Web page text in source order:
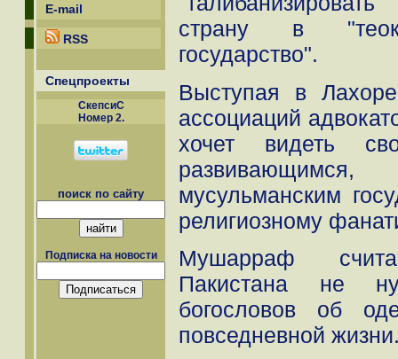
E-mail
RSS
Спецпроекты
СкепсиС
Номер 2.
поиск по сайту
Подписка на новости
страну в
государство".
Выступая в
ассоциаций
хочет видеть
мусульманским
религиозному
Мушарраф
Пакистана не
богословов об
повседневной